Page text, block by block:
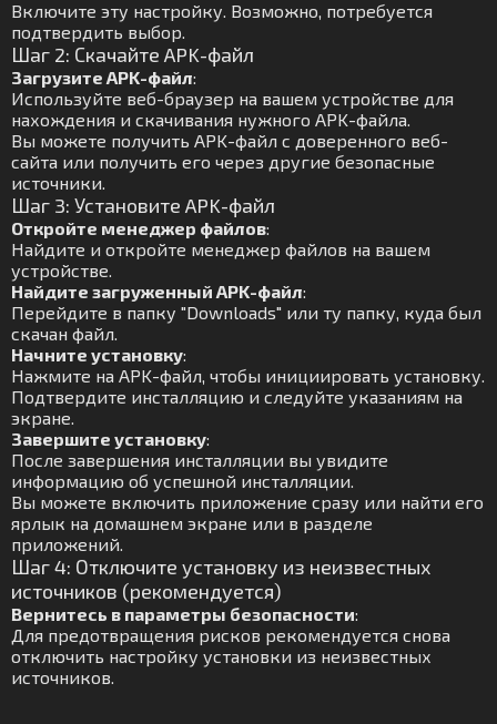
Включите эту настройку. Возможно, потребуется
подтвердить выбор.
Шаг 2: Скачайте APK-файл
Загрузите APK-файл:
Используйте веб-браузер на вашем устройстве для
нахождения и скачивания нужного APK-файла.
Вы можете получить APK-файл с доверенного веб-
сайта или получить его через другие безопасные
источники.
Шаг 3: Установите APK-файл
Откройте менеджер файлов:
Найдите и откройте менеджер файлов на вашем
устройстве.
Найдите загруженный APK-файл:
Перейдите в папку "Downloads" или ту папку, куда был
скачан файл.
Начните установку:
Нажмите на APK-файл, чтобы инициировать установку.
Подтвердите инсталляцию и следуйте указаниям на
экране.
Завершите установку:
После завершения инсталляции вы увидите
информацию об успешной инсталляции.
Вы можете включить приложение сразу или найти его
ярлык на домашнем экране или в разделе
приложений.
Шаг 4: Отключите установку из неизвестных
источников (рекомендуется)
Вернитесь в параметры безопасности:
Для предотвращения рисков рекомендуется снова
отключить настройку установки из неизвестных
источников.